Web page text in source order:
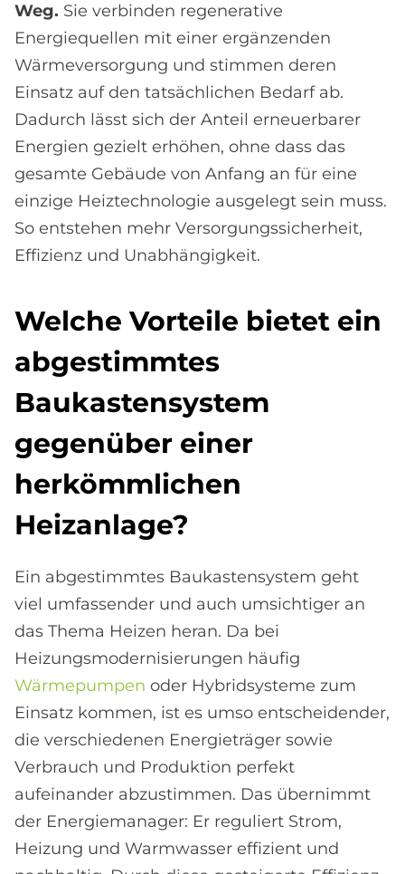
Weg. Sie verbinden regenerative
Energiequellen mit einer ergänzenden
Wärmeversorgung und stimmen deren
Einsatz auf den tatsächlichen Bedarf ab.
Dadurch lässt sich der Anteil erneuerbarer
Energien gezielt erhöhen, ohne dass das
gesamte Gebäude von Anfang an für eine
einzige Heiztechnologie ausgelegt sein muss.
So entstehen mehr Versorgungssicherheit,
Effizienz und Unabhängigkeit.
Wel­che Vor­teile bie­tet ein
ab­ge­stimm­tes
Bau­ka­sten­sy­stem
ge­gen­über ei­ner
her­kömm­li­chen
Heiz­an­la­ge?
Ein abgestimmtes Baukastensystem geht
viel umfassender und auch umsichtiger an
das Thema Heizen heran. Da bei
Heizungsmodernisierungen häufig
Wärmepumpen oder Hybridsysteme zum
Einsatz kommen, ist es umso entscheidender,
die verschiedenen Energieträger sowie
Verbrauch und Produktion perfekt
aufeinander abzustimmen. Das übernimmt
der Energiemanager: Er reguliert Strom,
Heizung und Warmwasser effizient und